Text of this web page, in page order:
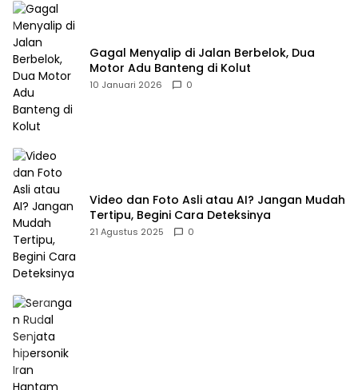
Gagal Menyalip di Jalan Berbelok, Dua
Motor Adu Banteng di Kolut
10 Januari 2026 0
Video dan Foto Asli atau AI? Jangan Mudah
Tertipu, Begini Cara Deteksinya
21 Agustus 2025 0